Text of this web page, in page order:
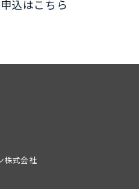
込はこちら
ン株式会社